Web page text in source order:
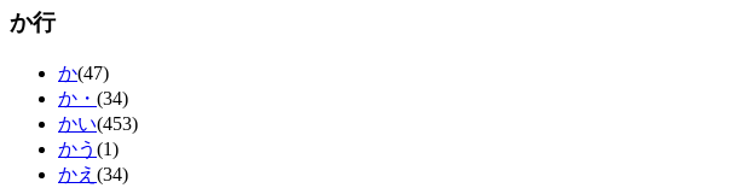
か行
か(47)
か・ (34)
かい(453)
かう (1)
かえ (34)